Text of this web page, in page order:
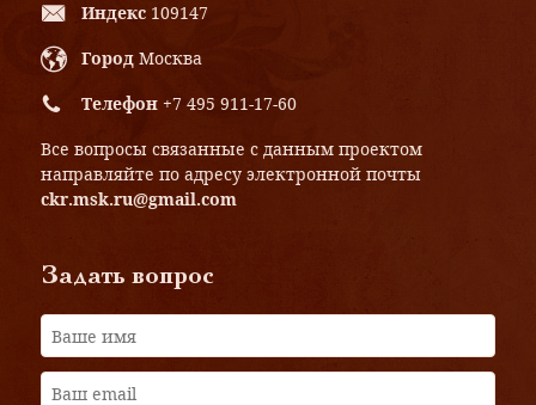
Индекс 109147
Город Москва
Телефон +7 495 911-17-60
Все вопросы связанные с данным проектом
направляйте по адресу электронной почты
ckr.msk.ru@gmail.com
Задать вопрос